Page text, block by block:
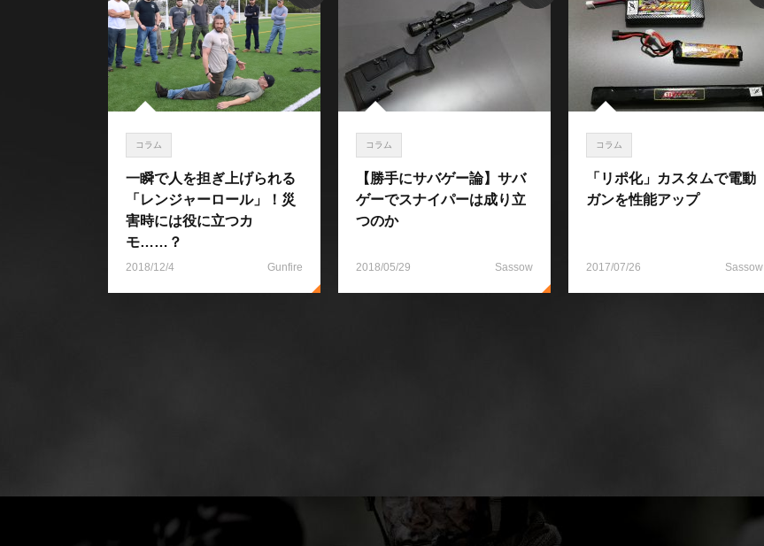
コラム
一瞬で人を担ぎ上げられる
「レンジャーロール」！災
害時には役に立つカ
モ……？
2018/12/4 Gunfire
コラム
【勝手にサバゲー論】サバ
ゲーでスナイパーは成り立
つのか
2018/05/29 Sassow
コラム
「リポ化」カスタムで電動
ガンを性能アップ
2017/07/26 Sassow